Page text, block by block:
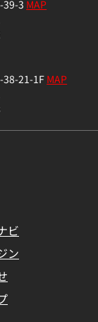
39-3 MAP
38-21-1FMAP
ビ
ン